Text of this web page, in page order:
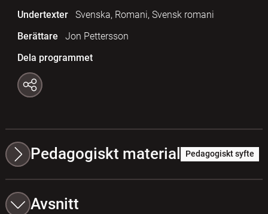
Undertexter
Svenska, Romani, Svensk romani
Berättare
Jon Pettersson
Dela programmet
Pedagogiskt material Pedagogiskt syfte
Avsnitt